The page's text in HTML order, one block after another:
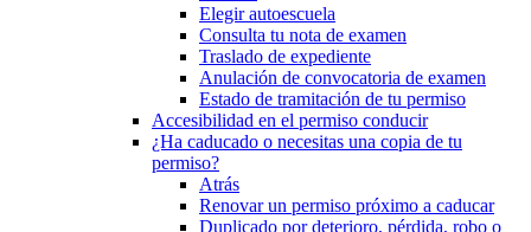
Elegir autoescuela
Consulta tu nota de examen
Traslado de expediente
Anulación de convocatoria de examen
Estado de tramitación de tu permiso
Accesibilidad en el permiso conducir
¿Ha caducado o necesitas una copia de tu
permiso?
Atrás
Renovar un permiso próximo a caducar
Duplicado por deterioro, pérdida, robo o